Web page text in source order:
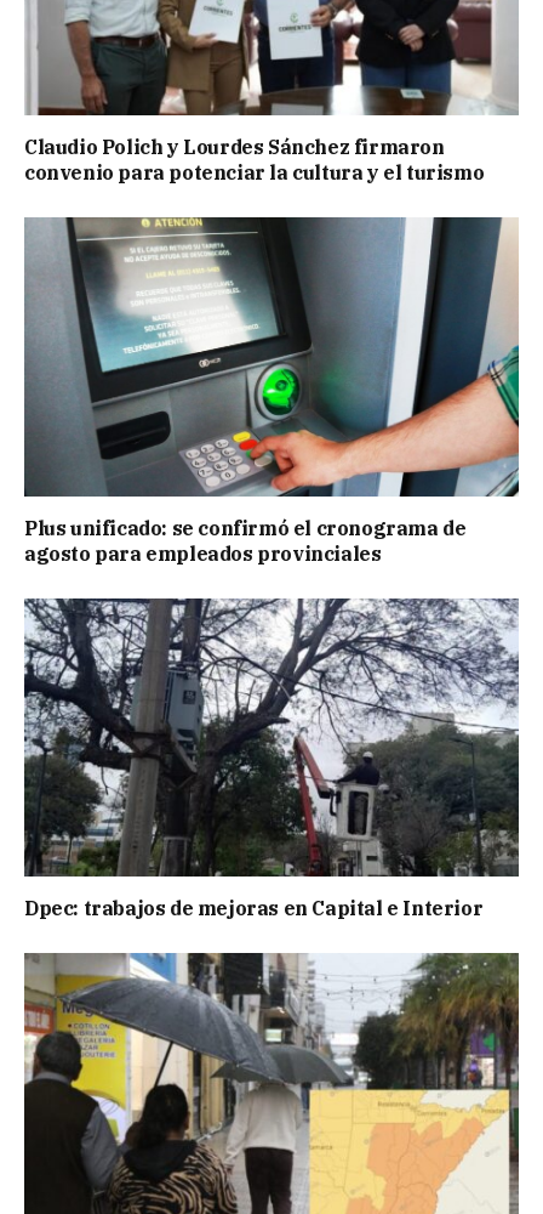
Claudio Polich y Lourdes Sánchez firmaron
convenio para potenciar la cultura y el turismo
Plus unificado: se confirmó el cronograma de
agosto para empleados provinciales
Dpec: trabajos de mejoras en Capital e Interior